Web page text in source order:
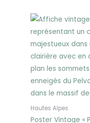
Hautes Alpes
Poster Vintage «